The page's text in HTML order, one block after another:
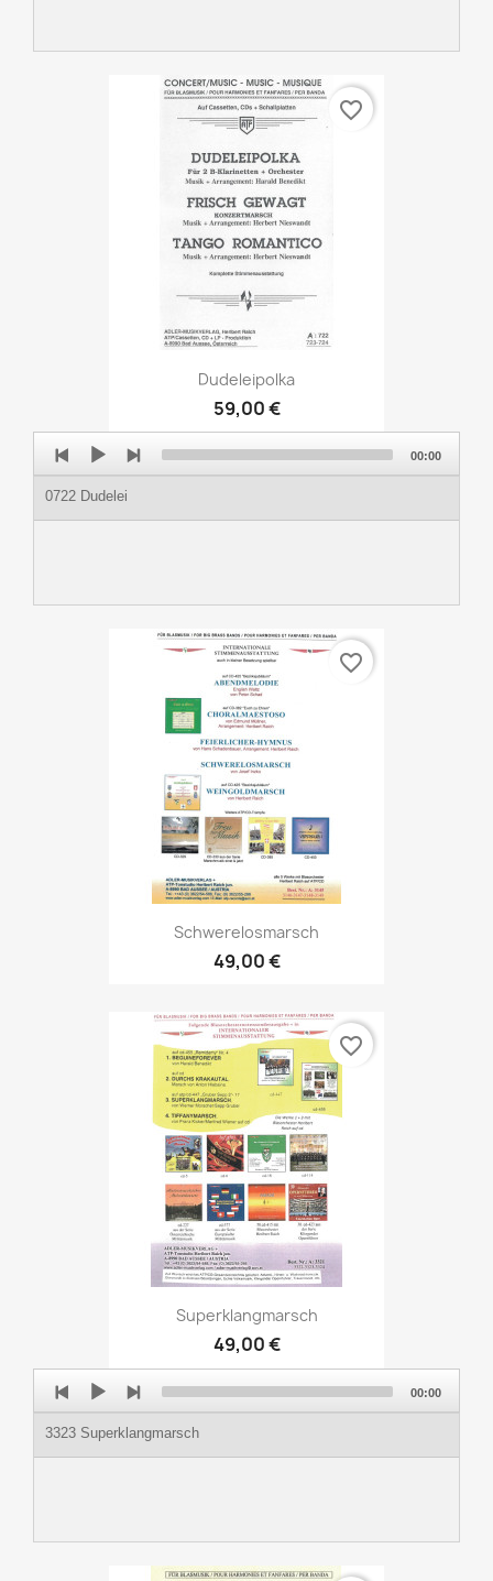
Dudeleipolka
59,00 €
favorite_border
Player
0722 Dudelei
00:00
Schwerelosmarsch
49,00 €
favorite_border
Superklangmarsch
49,00 €
favorite_border
Audio
Player
3323 Superklangmarsch
00:00